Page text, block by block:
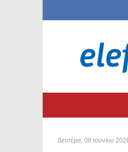
Δευτέρα, 08 Ιουνίου